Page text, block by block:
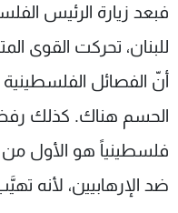
فبعد زيارة الرئيس
للبنان، تحركت القوى
أنّ الفصائل
الحسم هناك. كذلك رفض
فلسطينياً هو اﻷول من
ضد اﻹرهابيين، ﻷنه